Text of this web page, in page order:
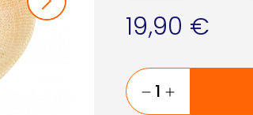
19,90 €